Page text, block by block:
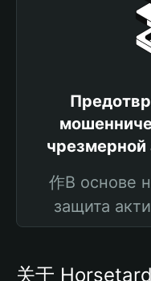
чрезмерной
作В основе
защита
关于